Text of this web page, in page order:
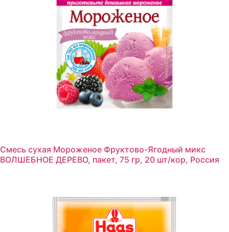
Смесь сухая Мороженое Фруктово-Ягодный микс
ВОЛШЕБНОЕ ДЕРЕВО, пакет, 75 гр, 20 шт/кор, Россия